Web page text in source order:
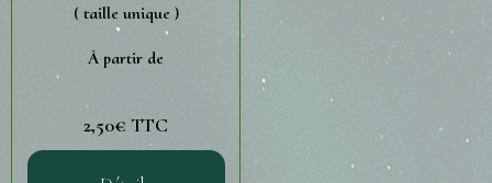
( taille unique )
À partir de
2,50€ TTC